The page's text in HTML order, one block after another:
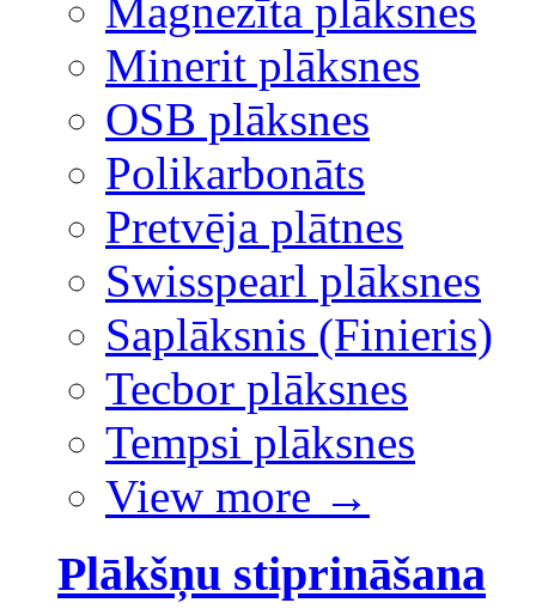
Magnezīta plāksnes
Minerit plāksnes
OSB plāksnes
Polikarbonāts
Pretvēja plātnes
Swisspearl plāksnes
Saplāksnis (Finieris)
Tecbor plāksnes
Tempsi plāksnes
View more →
Plākšņu stiprināšana